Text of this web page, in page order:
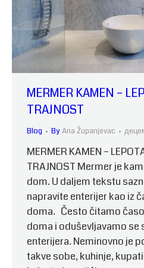
MERMER KAMEN –
TRAJNOST
Blog ByAna Županjevac
MERMER KAMEN –
TRAJNOST Mermer je
dom. U daljem tekstu
napravite enterijer kao iz
doma. Često čitamo
doma i oduševljavamo se
enterijera. Neminovno je
takve sobe, kuhinje,